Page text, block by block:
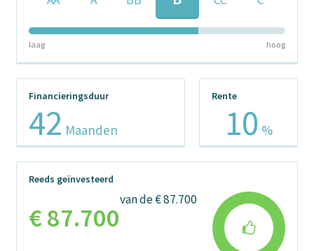
laag hoog
Financieringsduur
42 Maanden
Rente
10 %
Reeds geïnvesteerd
€ 87.700
van de € 87.700